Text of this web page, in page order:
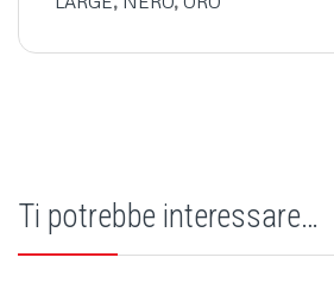
Ti potrebbe interessare…